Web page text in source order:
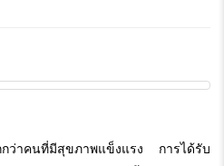
กว่าคนที่มีสุขภาพแข็งแรง การได้รับ